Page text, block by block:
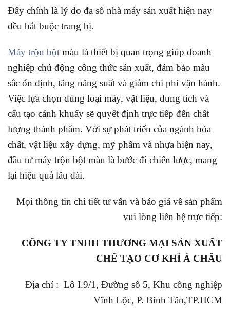
Đây chính là lý do đa số nhà máy sản xuất hiện nay
đều bắt buộc trang bị.
Máy trộn bột màu là thiết bị quan trọng giúp doanh
nghiệp chủ động công thức sản xuất, đảm bảo màu
sắc ổn định, tăng năng suất và giảm chi phí vận hành.
Việc lựa chọn đúng loại máy, vật liệu, dung tích và
cấu tạo cánh khuấy sẽ quyết định trực tiếp đến chất
lượng thành phẩm. Với sự phát triển của ngành hóa
chất, vật liệu xây dựng, mỹ phẩm và nhựa hiện nay,
đầu tư máy trộn bột màu là bước đi chiến lược, mang
lại hiệu quả lâu dài.
Mọi thông tin chi tiết tư vấn và báo giá về sản phẩm
vui lòng liên hệ trực tiếp:
CÔNG TY TNHH THƯƠNG MẠI SẢN XUẤT
CHẾ TẠO CƠ KHÍ Á CHÂU
Địa chỉ : Lô I.9/1, Đường số 5, Khu công nghiệp
Vĩnh Lộc, P. Bình Tân,TP.HCM